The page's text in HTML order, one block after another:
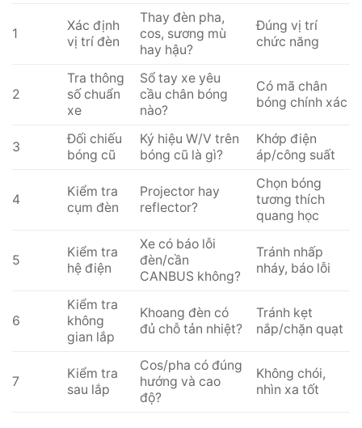
1
Xác định
vị trí đèn
Thay đèn pha,
cos, sương mù
hay hậu?
Đúng vị trí
chức năng
2
Tra thông
số chuẩn
xe
Sổ tay xe yêu
cầu chân bóng
nào?
Có mã chân
bóng chính xác
3
Đối chiếu
bóng cũ
Ký hiệu W/V trên
bóng cũ là gì?
Khớp điện
áp/công suất
4
Kiểm tra
cụm đèn
Projector hay
reflector?
Chọn bóng
tương thích
quang học
5
Kiểm tra
hệ điện
Xe có báo lỗi
đèn/cần
CANBUS không?
Tránh nhấp
nháy, báo lỗi
6
Kiểm tra
không
gian lắp
Khoang đèn có
đủ chỗ tản nhiệt?
Tránh kẹt
nắp/chặn quạt
7
Kiểm tra
sau lắp
Cos/pha có đúng
hướng và cao
độ?
Không chói,
nhìn xa tốt